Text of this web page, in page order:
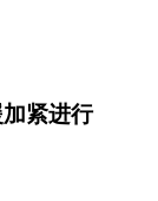
紧进行